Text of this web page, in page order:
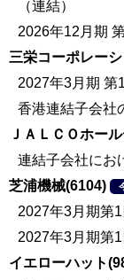
（連結）
2026年12月期
三栄コーポレー
2027年3月期 第
香港連結子会社
ＪＡＬＣＯホー
連結子会社にお
芝浦機械(6104)
2027年3月期第
2027年3月期第
イエローハット